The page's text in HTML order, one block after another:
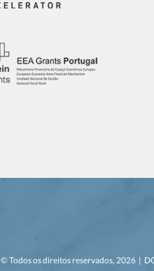
© Todos os direitos reservados, 2026 |